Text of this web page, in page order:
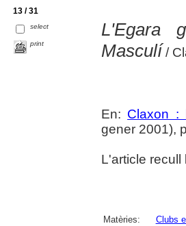
13 / 31
select
print
L'Egara
Masculí /
En: Claxon :
gener 2001),
L'article
Matèries: Clubs